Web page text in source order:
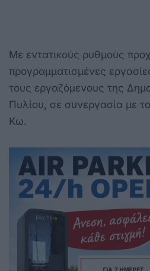
Με εντατικούς ρυθμούς
προγραμματισμένες
τους εργαζόμενους της
Πυλίου, σε συνεργασία με
Κω.